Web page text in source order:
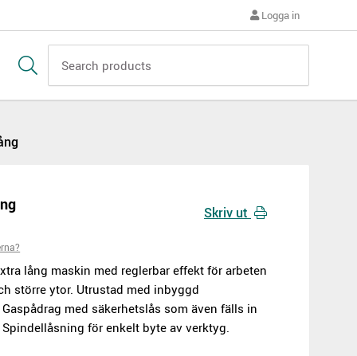
Logga in
lång maskin med reglerbar effekt för arbeten
större ytor. Utrustad med inbyggd
med säkerhetslås som även fälls in
för enkelt byte av verktyg.
Skriv ut